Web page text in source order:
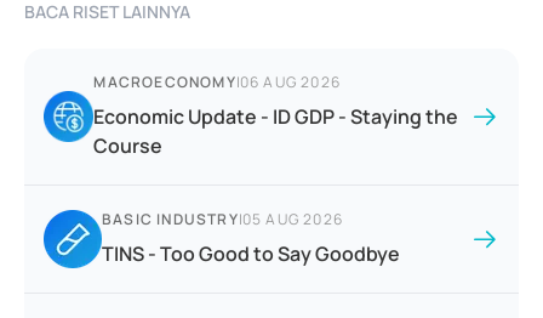
BACA RISET LAINNYA
MACROECONOMY|06 AUG 2026
Economic Update - ID GDP - Staying the
Course
BASIC INDUSTRY|05 AUG 2026
TINS - Too Good to Say Goodbye